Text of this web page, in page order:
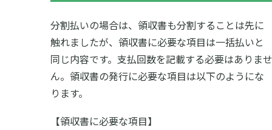
分割払いの場合は、領収書も分割することは先に
触れましたが、領収書に必要な項目は一括払いと
同じ内容です。支払回数を記載する必要はありませ
ん。領収書の発行に必要な項目は以下のようにな
ります。
【領収書に必要な項目】